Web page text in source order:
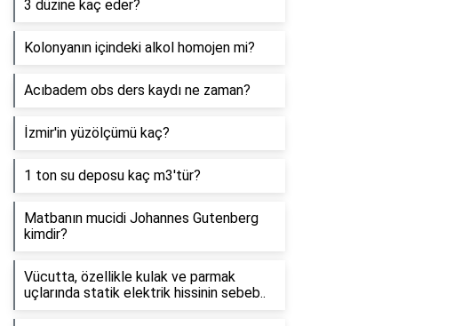
3 düzine kaç eder?
Kolonyanın içindeki alkol homojen mi?
Acıbadem obs ders kaydı ne zaman?
İzmir'in yüzölçümü kaç?
1 ton su deposu kaç m3'tür?
Matbanın mucidi Johannes Gutenberg
kimdir?
Vücutta, özellikle kulak ve parmak
uçlarında statik elektrik hissinin sebeb..